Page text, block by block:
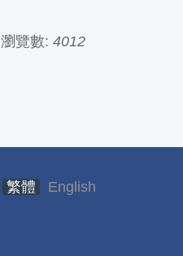
瀏覽數: 4012
繁體
English